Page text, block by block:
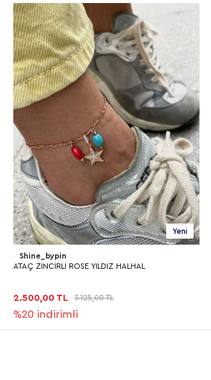
Yeni
Shine_bypin
ATAÇ ZİNCİRLİ ROSE YILDIZ HALHAL
2.500,00 TL 3.125,00 TL
%20 indirimli